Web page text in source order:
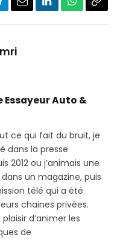
EmailLinkedInWhatsApp
Auto &
ce qui fait du bruit, je
dans la presse
2012 ou j’animais une
un magazine, puis
télé qui a été
chaines privées.
plaisir d’animer les
de